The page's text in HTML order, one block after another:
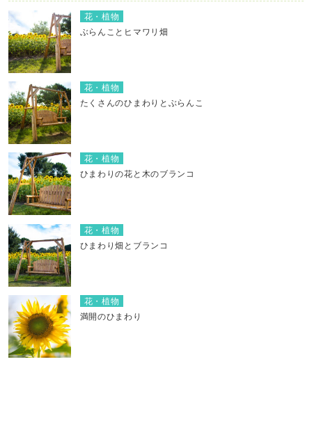
花・植物
ぶらんことヒマワリ畑
花・植物
たくさんのひまわりとぶらんこ
花・植物
ひまわりの花と木のブランコ
花・植物
ひまわり畑とブランコ
花・植物
満開のひまわり